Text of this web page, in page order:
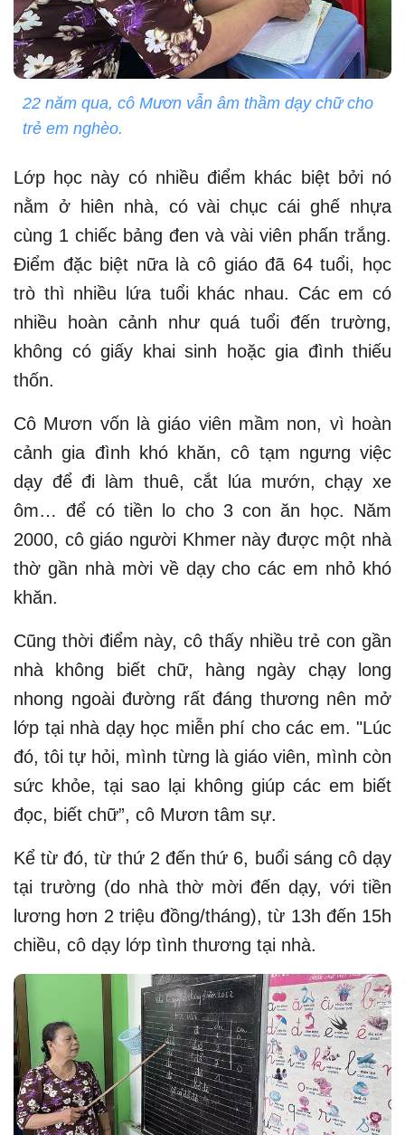
22 năm qua, cô Mươn vẫn âm thầm dạy chữ cho
trẻ em nghèo.
Lớp học này có nhiều điểm khác biệt bởi nó
nằm ở hiên nhà, có vài chục cái ghế nhựa
cùng 1 chiếc bảng đen và vài viên phấn trắng.
Điểm đặc biệt nữa là cô giáo đã 64 tuổi, học
trò thì nhiều lứa tuổi khác nhau. Các em có
nhiều hoàn cảnh như quá tuổi đến trường,
không có giấy khai sinh hoặc gia đình thiếu
thốn.
Cô Mươn vốn là giáo viên mầm non, vì hoàn
cảnh gia đình khó khăn, cô tạm ngưng việc
dạy để đi làm thuê, cắt lúa mướn, chạy xe
ôm… để có tiền lo cho 3 con ăn học. Năm
2000, cô giáo người Khmer này được một nhà
thờ gần nhà mời về dạy cho các em nhỏ khó
khăn.
Cũng thời điểm này, cô thấy nhiều trẻ con gần
nhà không biết chữ, hàng ngày chạy long
nhong ngoài đường rất đáng thương nên mở
lớp tại nhà dạy học miễn phí cho các em. "Lúc
đó, tôi tự hỏi, mình từng là giáo viên, mình còn
sức khỏe, tại sao lại không giúp các em biết
đọc, biết chữ”, cô Mươn tâm sự.
Kể từ đó, từ thứ 2 đến thứ 6, buổi sáng cô dạy
tại trường (do nhà thờ mời đến dạy, với tiền
lương hơn 2 triệu đồng/tháng), từ 13h đến 15h
chiều, cô dạy lớp tình thương tại nhà.